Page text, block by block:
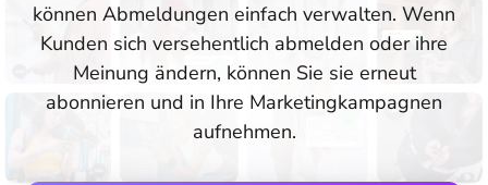
können Abmeldungen einfach verwalten. Wenn
Kunden sich versehentlich abmelden oder ihre
Meinung ändern, können Sie sie erneut
abonnieren und in Ihre Marketingkampagnen
aufnehmen.